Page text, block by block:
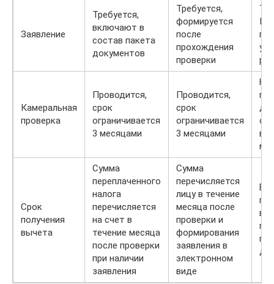
Заявление
Требуется,
включают в
состав пакета
документов
Требуется,
формируется
после
прохождения
проверки
Камеральная
проверка
Проводится,
срок
ограничивается
3 месяцами
Проводится,
срок
ограничивается
3 месяцами
Не
в
Срок
получения
вычета
Сумма
переплаченного
налога
перечисляется
на счет в
течение месяца
после проверки
при наличии
заявления
Сумма
перечисляется
лицу в течение
месяца после
проверки и
формирования
заявления в
электронном
виде
в